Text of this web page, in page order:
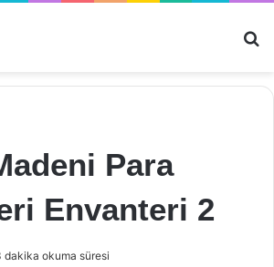
Para
Envanteri 2
dakika okuma süresi